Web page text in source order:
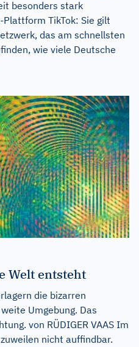
besonders stark
TikTok: Sie gilt
das am schnellsten
wie viele Deutsche
Welt entsteht
die bizarren
Umgebung. Das
von RÜDIGER VAAS Im
nicht auffindbar.